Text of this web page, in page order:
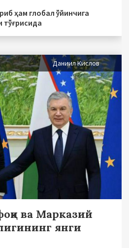
ҳам глобал ўйинчига
тўғрисида
Даниил Кислов
ва Марказий
янги